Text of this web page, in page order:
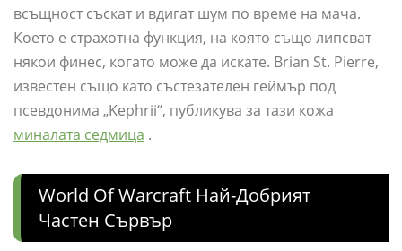
всъщност съскат и вдигат шум по време на мача.
Което е страхотна функция, на която също липсват
някои финес, когато може да искате. Brian St. Pierre,
известен също като състезателен геймър под
псевдонима „Kephrii“, публикува за тази кожа
миналата седмица .
World Of Warcraft Най-Добрият
Частен Сървър